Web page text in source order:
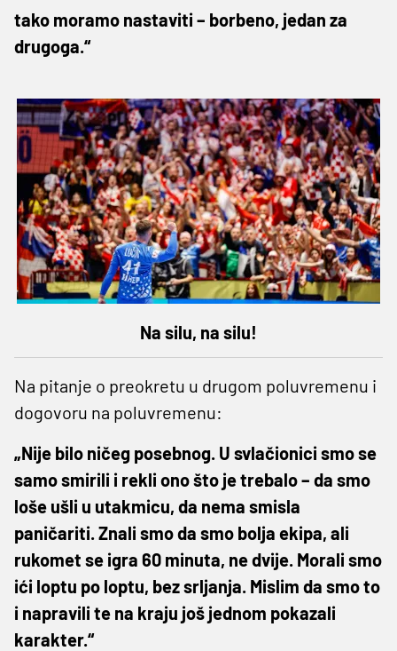
tako moramo nastaviti – borbeno, jedan za
drugoga.“
Na silu, na silu!
Na pitanje o preokretu u drugom poluvremenu i
dogovoru na poluvremenu:
„Nije bilo ničeg posebnog. U svlačionici smo se
samo smirili i rekli ono što je trebalo – da smo
loše ušli u utakmicu, da nema smisla
paničariti. Znali smo da smo bolja ekipa, ali
rukomet se igra 60 minuta, ne dvije. Morali smo
ići loptu po loptu, bez srljanja. Mislim da smo to
i napravili te na kraju još jednom pokazali
karakter.“